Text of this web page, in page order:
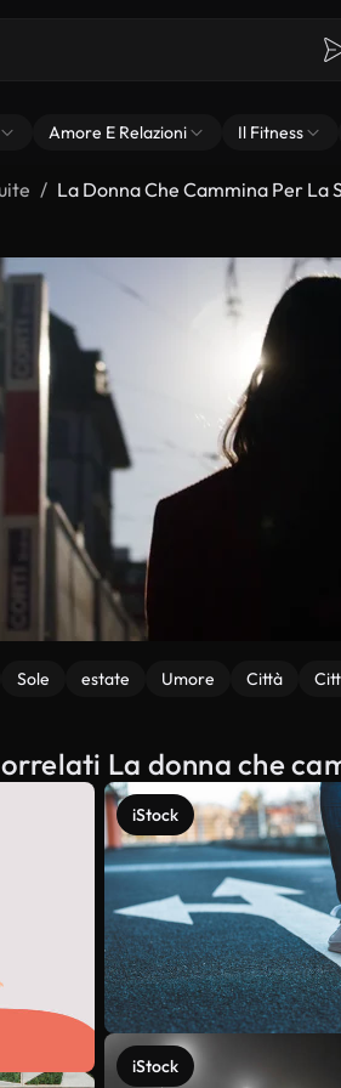
Amore E Relazioni Il Fitness
La Donna Che Cammina Per La
Sole estate Umore Città
La donna che
iStock
iStock